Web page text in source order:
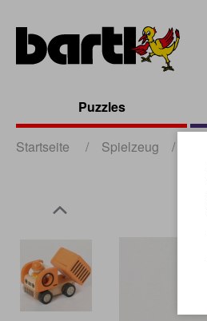
Puzzles
Startseite / Spielzeug /